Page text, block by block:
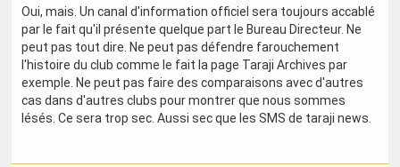
Oui, mais. Un canal d'information officiel sera toujours accablé
par le fait qu'il présente quelque part le Bureau Directeur. Ne
peut pas tout dire. Ne peut pas défendre farouchement
l'histoire du club comme le fait la page Taraji Archives par
exemple. Ne peut pas faire des comparaisons avec d'autres
cas dans d'autres clubs pour montrer que nous sommes
lésés. Ce sera trop sec. Aussi sec que les SMS de taraji news.